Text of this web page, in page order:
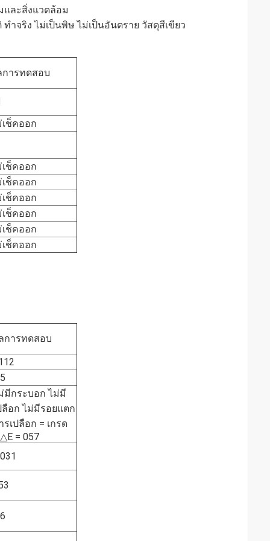
ละสิ่งแวดล้อม
าจริง ไม่เป็นพิษ ไม่เป็นอันตราย วัสดุสีเขียว
การทดสอบ
เช็คออก
เช็คออก
เช็คออก
เช็คออก
เช็คออก
เช็คออก
เช็คออก
การทดสอบ
มีกระบอก ไม่มี
ลือก ไม่มีรอยแตก
รเปลือก = เกรด
= 057